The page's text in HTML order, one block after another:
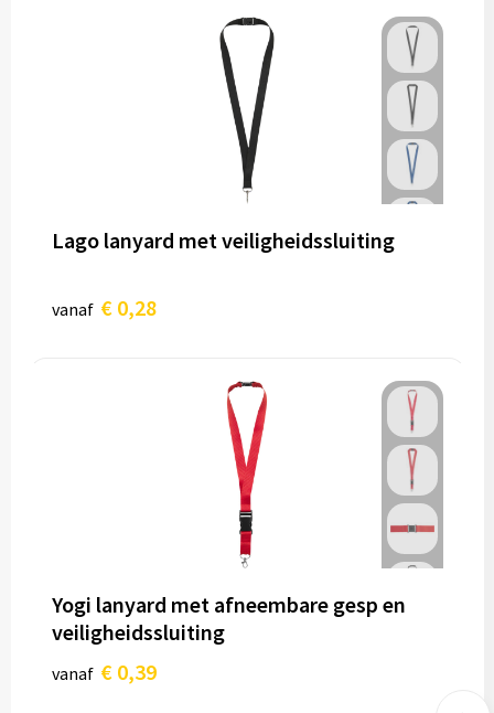
Lago lanyard met veiligheidssluiting
vanaf € 0,28
Yogi lanyard met afneembare gesp en
veiligheidssluiting
vanaf € 0,39